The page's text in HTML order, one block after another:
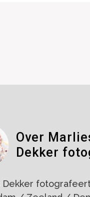
Over
Dekker
Dekker